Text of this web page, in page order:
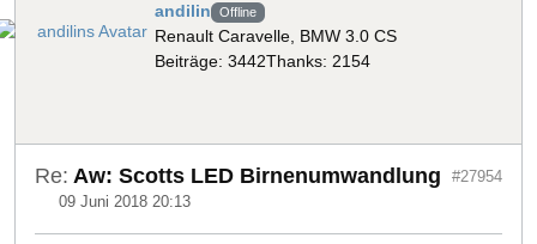
andilin Offline
Renault Caravelle, BMW 3.0 CS
Beiträge: 3442Thanks: 2154
Re: Aw: Scotts LED Birnenumwandlung
09 Juni 2018 20:13
#27954